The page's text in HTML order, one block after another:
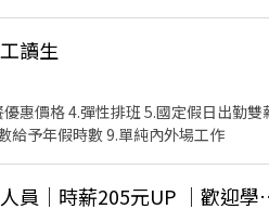
讀生
惠價格 4.彈性排班 5.國定假日出勤
給予年假時數 9.單純內外場工作
穩飲茶府（竹南店）